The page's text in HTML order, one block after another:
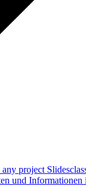
any project
und